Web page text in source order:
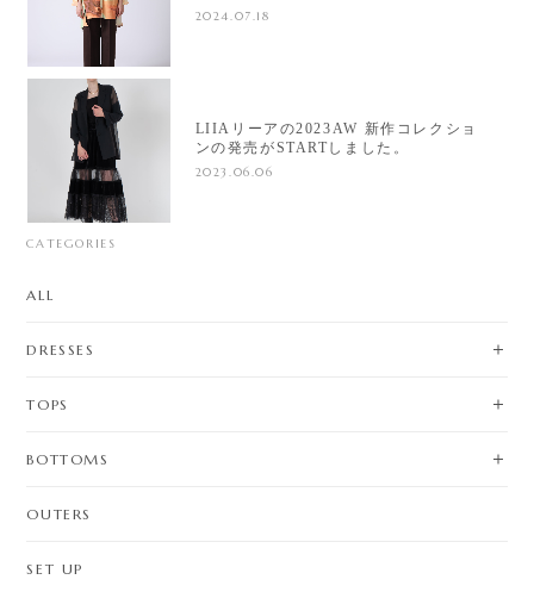
2024.07.18
LIIAリーアの2023AW 新作コレクショ
ンの発売がSTARTしました。
2023.06.06
CATEGORIES
ALL
DRESSES
TOPS
BOTTOMS
OUTERS
SET UP